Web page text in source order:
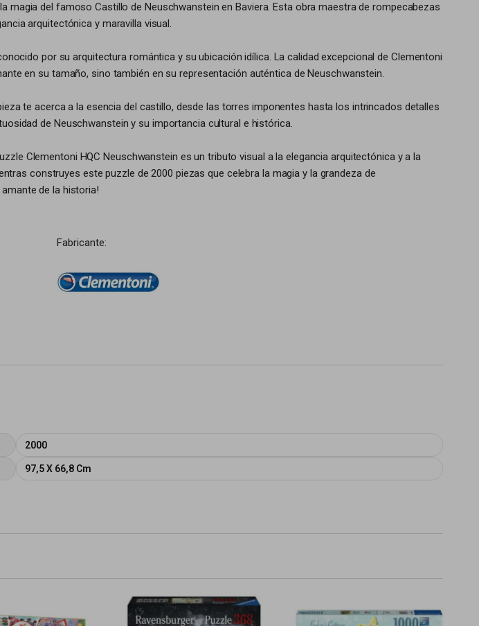
magia del famoso Castillo de Neuschwanstein en Baviera. Esta obra maestra de rompecabezas
arquitectónica y maravilla visual.
por su arquitectura romántica y su ubicación idílica. La calidad excepcional de Clementoni
en su tamaño, sino también en su representación auténtica de Neuschwanstein.
te acerca a la esencia del castillo, desde las torres imponentes hasta los intrincados detalles
de Neuschwanstein y su importancia cultural e histórica.
Clementoni HQC Neuschwanstein es un tributo visual a la elegancia arquitectónica y a la
construyes este puzzle de 2000 piezas que celebra la magia y la grandeza de
de la historia!
Fabricante:
2000
97,5 X 66,8 Cm